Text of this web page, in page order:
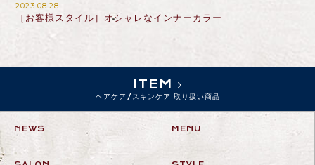
2023.08.28
［お客様スタイル］オシャレなインナーカラー
ITEM
ヘアケア/スキンケア 取り扱い商品
NEWS MENU